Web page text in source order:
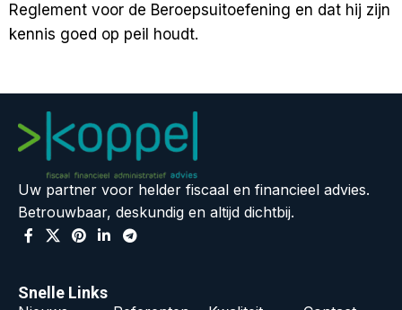
Reglement voor de Beroepsuitoefening en dat hij zijn
kennis goed op peil houdt.
Uw partner voor helder fiscaal en financieel advies.
Betrouwbaar, deskundig en altijd dichtbij.
Snelle Links